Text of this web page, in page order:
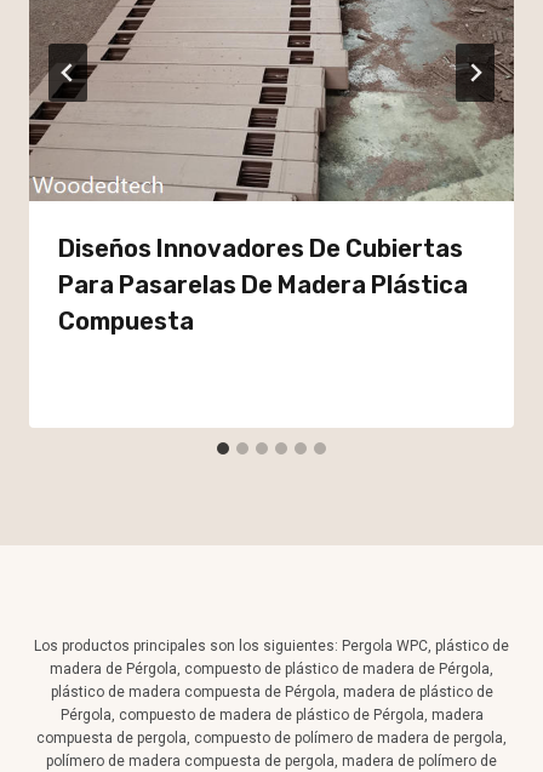
Diseños Innovadores De Cubiertas
Para Pasarelas De Madera Plástica
Compuesta
Los productos principales son los siguientes: Pergola WPC, plástico de
madera de Pérgola, compuesto de plástico de madera de Pérgola,
plástico de madera compuesta de Pérgola, madera de plástico de
Pérgola, compuesto de madera de plástico de Pérgola, madera
compuesta de pergola, compuesto de polímero de madera de pergola,
polímero de madera compuesta de pergola, madera de polímero de